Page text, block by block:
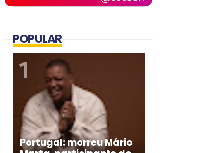
POPULAR
Portugal: morreu Mário